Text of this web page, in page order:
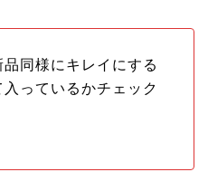
同様にキレイにする
っているかチェック